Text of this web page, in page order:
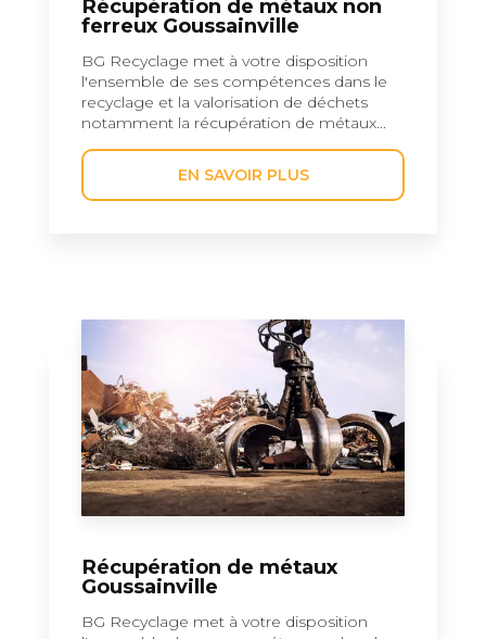
Récupération de métaux non
ferreux Goussainville
BG Recyclage met à votre disposition
l'ensemble de ses compétences dans le
recyclage et la valorisation de déchets
notamment la récupération de métaux...
EN SAVOIR PLUS
Récupération de métaux
Goussainville
BG Recyclage met à votre disposition